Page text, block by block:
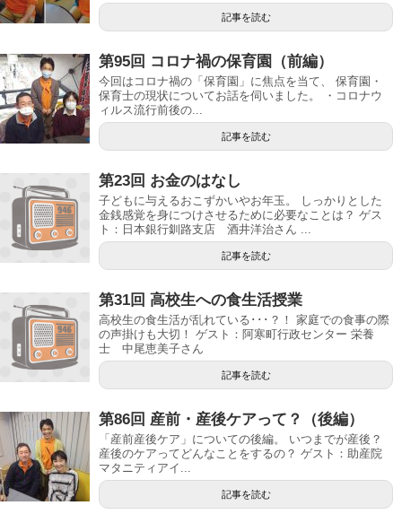
記事を読む
第95回 コロナ禍の保育園（前編）
今回はコロナ禍の「保育園」に焦点を当て、 保育園・
保育士の現状についてお話を伺いました。 ・コロナウ
ィルス流行前後の...
記事を読む
第23回 お金のはなし
子どもに与えるおこずかいやお年玉。 しっかりとした
金銭感覚を身につけさせるために必要なことは？ ゲス
ト：日本銀行釧路支店 酒井洋治さん ...
記事を読む
第31回 高校生への食生活授業
高校生の食生活が乱れている･･･？！ 家庭での食事の際
の声掛けも大切！ ゲスト：阿寒町行政センター 栄養
士 中尾恵美子さん
記事を読む
第86回 産前・産後ケアって？（後編）
「産前産後ケア」についての後編。 いつまでが産後？
産後のケアってどんなことをするの？ ゲスト：助産院
マタニティアイ...
記事を読む